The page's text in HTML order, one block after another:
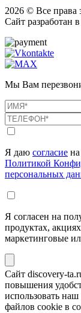
2026 © Все
Сайт разработан
Мы Вам
Я даю согласие
Политикой
персональных
Я согласен на
продуктах,
маркетинговые
Сайт discovery-
повышения
использовать наш
файлов cookie в